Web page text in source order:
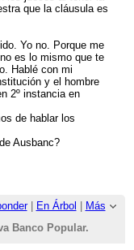
que la cláusula es
Yo no. Porque me
es lo mismo que te
Hablé con mi
y el hombre
2º instancia en
de hablar los
Ausbanc?
| En Árbol
Más
Banco Popular.